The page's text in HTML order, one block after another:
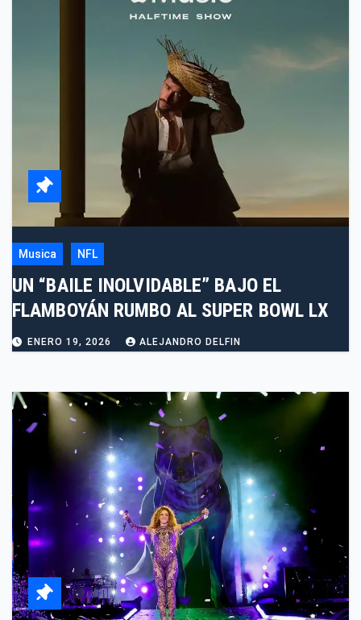
Musica NFL
UN “BAILE INOLVIDABLE” BAJO EL
FLAMBOYÁN RUMBO AL SUPER BOWL LX
ENERO 19, 2026 ALEJANDRO DELFIN